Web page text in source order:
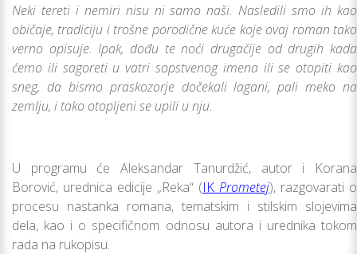
Neki tereti i nemiri nisu ni samo naši. Nasledili smo ih kao
običaje, tradiciju i trošne porodične kuće koje ovaj roman tako
verno opisuje. Ipak, dođu te noći drugačije od drugih kada
ćemo ili sagoreti u vatri sopstvenog imena ili se otopiti kao
sneg, da bismo praskozorje dočekali lagani, pali meko na
zemlјu, i tako otoplјeni se upili u nju.
U programu će Aleksandar Tanurdžić, autor i Korana
Borović, urednica edicije „Reka“ (IK Prometej), razgovarati o
procesu nastanka romana, tematskim i stilskim slojevima
dela, kao i o specifičnom odnosu autora i urednika tokom
rada na rukopisu.